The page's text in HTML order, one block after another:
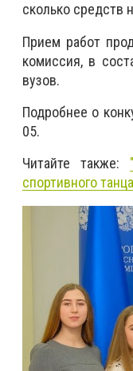
сколько средств
Прием работ
комиссия, в
вузов.
Подробнее о
05.
Читайте также:
спортивного танца